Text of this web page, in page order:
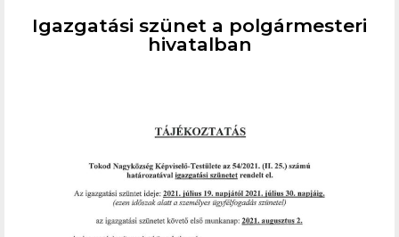
Igazgatási szünet a polgármesteri
hivatalban